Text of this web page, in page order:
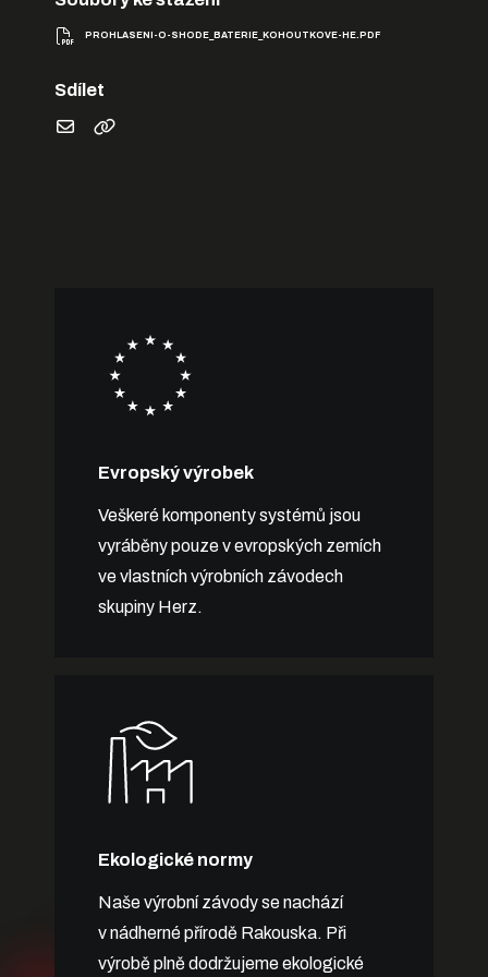
PROHLASENI-O-SHODE_BATERIE_KOHOUTKOVE-HE.PDF
Sdílet
Evropský výrobek
Veškeré komponenty systémů jsou
vyráběny pouze v evropských zemích
ve vlastních výrobních závodech
skupiny Herz.
Ekologické normy
Naše výrobní závody se nachází
v nádherné přírodě Rakouska. Při
výrobě plně dodržujeme ekologické